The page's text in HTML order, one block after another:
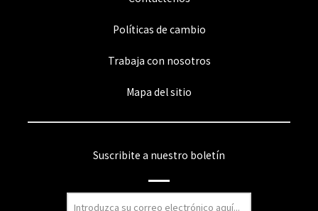
Políticas de cambio
Trabaja con nosotros
Mapa del sitio
Suscribite a nuestro boletín